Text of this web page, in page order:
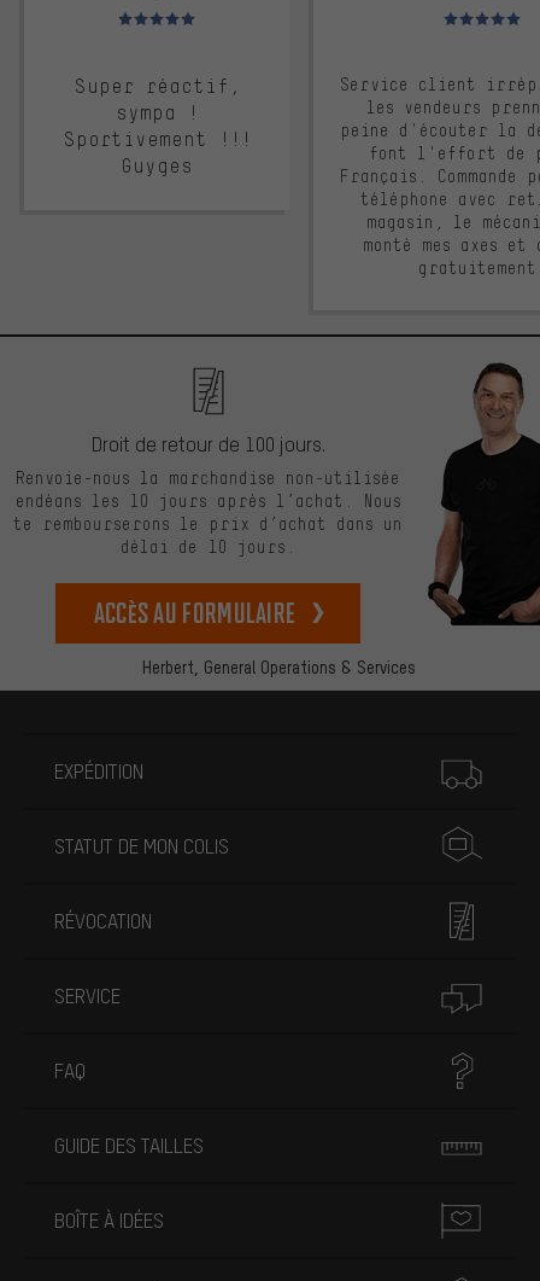
Note moyenne : 5 sur 5
Super réactif,
sympa !
Sportivement !!!
Guyges
Note moyenne :
Service client
les vendeurs
peine d'écouter la
font l'effort de
Français. Commande
téléphone avec
magasin, le
monté mes axes et
Herbert, General Operations & Services
Droit de retour de 100 jours.
Renvoie-nous la marchandise non-utilisée
endéans les 10 jours après l’achat. Nous
te rembourserons le prix d’achat dans un
délai de 10 jours.
Accès au formulaire
EXPÉDITION
STATUT DE MON COLIS
RÉVOCATION
SERVICE
FAQ
GUIDE DES TAILLES
BOÎTE À IDÉES